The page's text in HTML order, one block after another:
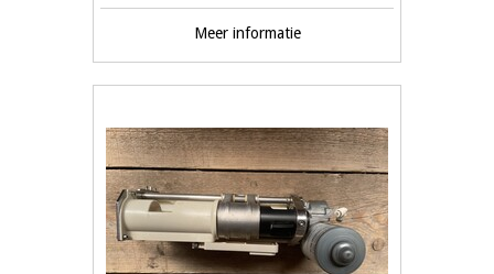
Meer informatie